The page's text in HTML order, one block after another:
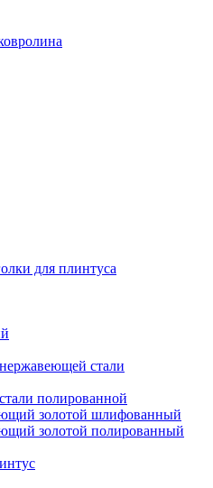
для плинтуса
стали
полированной
золотой шлифованный
золотой полированный